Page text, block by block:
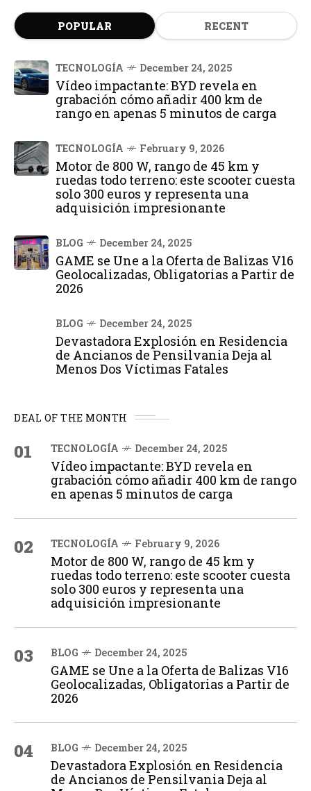
POPULAR RECENT
TECNOLOGÍA December 24, 2025
Vídeo impactante: BYD revela en
grabación cómo añadir 400 km de
rango en apenas 5 minutos de carga
TECNOLOGÍA February 9, 2026
Motor de 800 W, rango de 45 km y
ruedas todo terreno: este scooter cuesta
solo 300 euros y representa una
adquisición impresionante
BLOG December 24, 2025
GAME se Une a la Oferta de Balizas V16
Geolocalizadas, Obligatorias a Partir de
2026
BLOG December 24, 2025
Devastadora Explosión en Residencia
de Ancianos de Pensilvania Deja al
Menos Dos Víctimas Fatales
DEAL OF THE MONTH
01 TECNOLOGÍA December 24, 2025
Vídeo impactante: BYD revela en
grabación cómo añadir 400 km de rango
en apenas 5 minutos de carga
02 TECNOLOGÍA February 9, 2026
Motor de 800 W, rango de 45 km y
ruedas todo terreno: este scooter cuesta
solo 300 euros y representa una
adquisición impresionante
03 BLOG December 24, 2025
GAME se Une a la Oferta de Balizas V16
Geolocalizadas, Obligatorias a Partir de
2026
04 BLOG December 24, 2025
Devastadora Explosión en Residencia
de Ancianos de Pensilvania Deja al